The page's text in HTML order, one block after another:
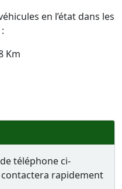
en l’état dans les
Km
téléphone ci-
rapidement